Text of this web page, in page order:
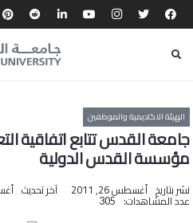
الهيئة الاكاديمية والموظفين
جامعة القدس تتابع اتفاقية
مؤسسة القدس الدولية
نشر بتاريخ أغسطس 26, 2011 آخر تحديث
عدد المشاهدات: 305